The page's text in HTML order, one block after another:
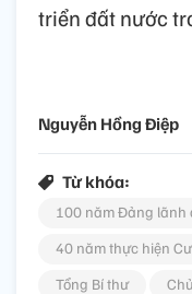
triển đất nước
Nguyễn Hồng Điệp
Từ khóa:
100 năm Đảng lãnh
40 năm thực hiện
Tổng Bí thư